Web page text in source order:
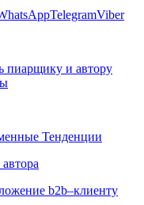
TelegramViber
пиарщику и автору
Тенденции
b2b–клиенту